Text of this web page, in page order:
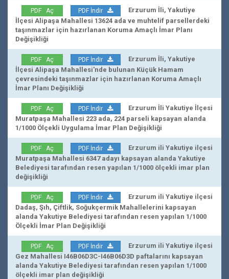
PDF Aç PDF İndir
Erzurum İli, Yakutiye
İlçesi Alipaşa Mahallesi 13624 ada ve muhtelif parsellerdeki
taşınmazlar için hazırlanan Koruma Amaçlı İmar Planı
Değişikliği
PDF Aç PDF İndir
Erzurum İli, Yakutiye
İlçesi Alipaşa Mahallesi'nde bulunan Küçük Hamam
çevresindeki taşınmazlar için hazırlanan Koruma Amaçlı
İmar Planı Değişikliği
PDF Aç PDF İndir
Erzurum İli Yakutiye İlçesi
Muratpaşa Mahallesi 223 ada, 224 parseli kapsayan alanda
1/1000 Ölçekli Uygulama İmar Plan Değişikliği
PDF Aç PDF İndir
Erzurum ili Yakutiye ilçesi
Muratpaşa Mahallesi 6347 adayı kapsayan alanda Yakutiye
Belediyesi tarafından resen yapılan 1/1000 ölçekli imar plan
değişikliği
PDF Aç PDF İndir
Erzurum ili Yakutiye ilçesi
Dadaş, Şıh, Çiftlik, Soğukçermik Mahallelerini kapsayan
alanda Yakutiye Belediyesi tarafından resen yapılan 1/1000
Ölçekli İmar Plan Değişikliği
PDF Aç PDF İndir
Erzurum ili Yakutiye ilçesi
Gez Mahallesi I46B06D3C-I46B06D3D paftalarını kapsayan
alanda Yakutiye Belediyesi tarafından resen yapılan 1/1000
ölçekli imar plan değişikliği